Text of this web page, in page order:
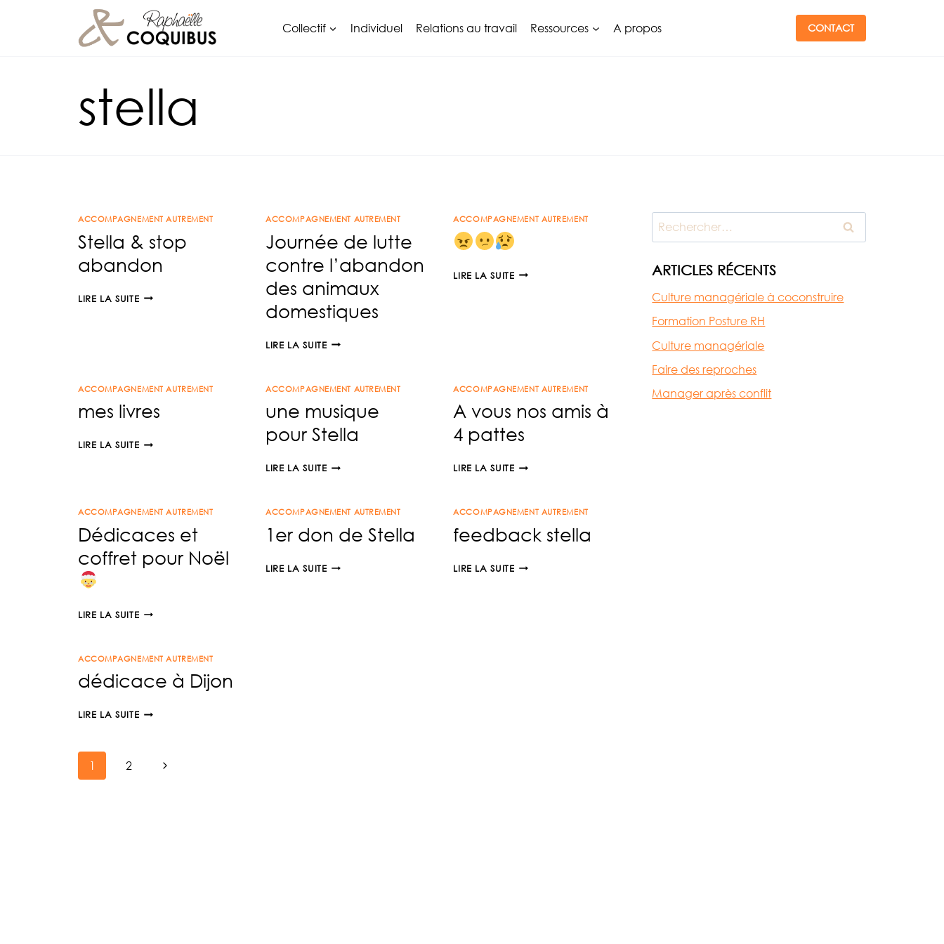
Collectif Individuel Relations au travail Ressources A propos CONTACT
stella
ACCOMPAGNEMENT AUTREMENT
Stella & stop
abandon
LIRE LA SUITESTELLA
ACCOMPAGNEMENT AUTREMENT
Journée de lutte
contre l’abandon
des animaux
domestiques
LIRE LA SUITEJOURNÉE
CONTRE
L’ABANDON
DES
ANIMAUX
ACCOMPAGNEMENT AUTREMENT
LIRE LA SUITE
ACCOMPAGNEMENT AUTREMENT
mes livres
LIRE LA SUITEMES
ACCOMPAGNEMENT AUTREMENT
une musique
pour Stella
LIRE LA SUITEUNE
STELLA
ACCOMPAGNEMENT AUTREMENT
A vous nos amis à
4 pattes
LIRE LA SUITEA
AMIS
4
ACCOMPAGNEMENT AUTREMENT
Dédicaces et
coffret pour Noël
LIRE LA SUITEDÉDICACES
POUR
NOËL
ACCOMPAGNEMENT AUTREMENT
1er don de Stella
LIRE LA SUITE1ER
ACCOMPAGNEMENT AUTREMENT
feedback stella
LIRE LA SUITEFEEDBACK
ACCOMPAGNEMENT AUTREMENT
dédicace à Dijon
LIRE LA SUITEDÉDICACE
Navigation
1 2
Page
Rechercher :
ARTICLES RÉCENTS
Culture managériale à coconstruire
Formation Posture RH
Culture managériale
Faire des reproches
Manager après conflit